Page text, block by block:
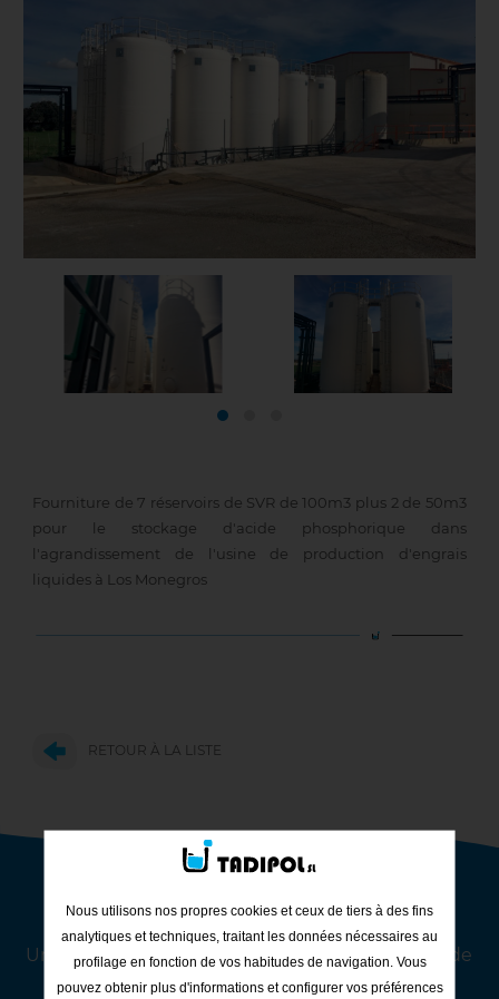
Fourniture de 7 réservoirs de SVR de 100m3 plus 2 de 50m3
pour le stockage d'acide phosphorique dans
l'agrandissement de l'usine de production d'engrais
liquides à Los Monegros
RETOUR À LA LISTE
Contact Tadipol
Une entreprise de référence dans la fabrication de
réservoirs de stockage, d’équipements du
Nous utilisons nos propres cookies et ceux de tiers à des fins
analytiques et techniques, traitant les données nécessaires au
profilage en fonction de vos habitudes de navigation. Vous
pouvez obtenir plus d'informations et configurer vos préférences